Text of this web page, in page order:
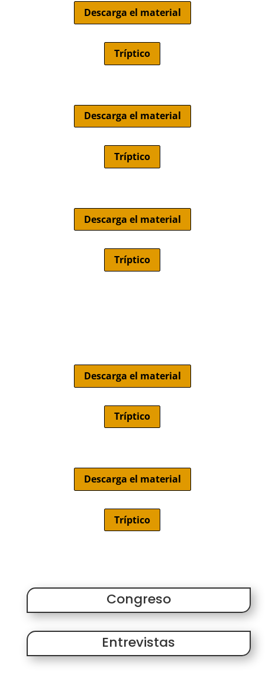
Descarga el material
Tríptico
Descarga el material
Tríptico
Descarga el material
Tríptico
Descarga el material
Tríptico
Descarga el material
Tríptico
Congreso
Entrevistas